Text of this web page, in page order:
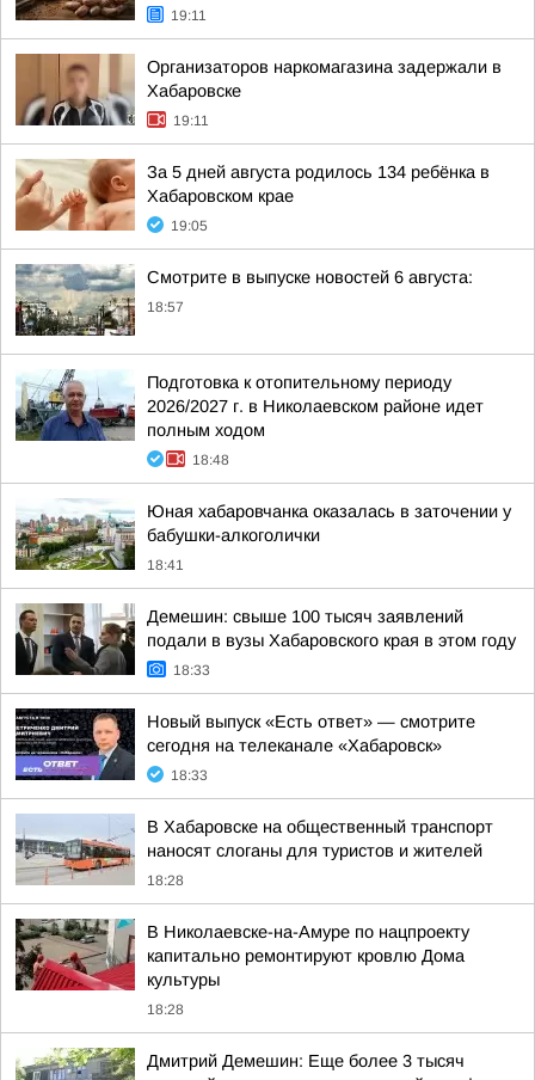
19:11
Организаторов наркомагазина задержали в
Хабаровске
19:11
За 5 дней августа родилось 134 ребёнка в
Хабаровском крае
19:05
Смотрите в выпуске новостей 6 августа:
18:57
Подготовка к отопительному периоду
2026/2027 г. в Николаевском районе идет
полным ходом
18:48
Юная хабаровчанка оказалась в заточении у
бабушки-алкоголички
18:41
Демешин: свыше 100 тысяч заявлений
подали в вузы Хабаровского края в этом году
18:33
Новый выпуск «Есть ответ» — смотрите
сегодня на телеканале «Хабаровск»
18:33
В Хабаровске на общественный транспорт
наносят слоганы для туристов и жителей
18:28
В Николаевске-на-Амуре по нацпроекту
капитально ремонтируют кровлю Дома
культуры
18:28
Дмитрий Демешин: Еще более 3 тысяч